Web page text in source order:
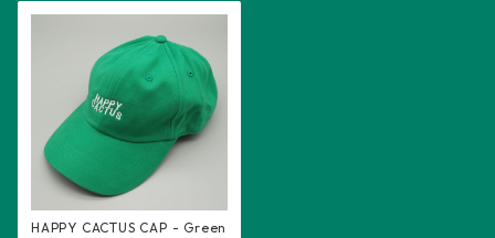
HAPPY CACTUS CAP - Green